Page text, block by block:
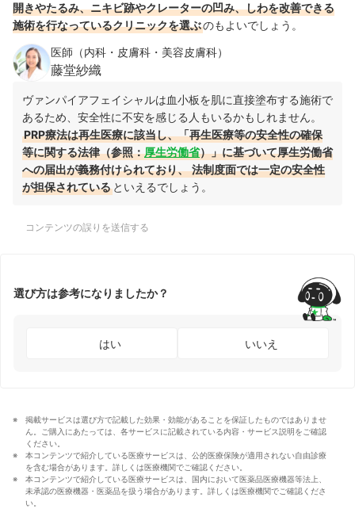
開きやたるみ、ニキビ跡やクレーターの凹み、しわを改善できる
施術を行なっているクリニックを選ぶのもよいでしょう。
医師（内科・皮膚科・美容皮膚科）
藤堂紗織
ヴァンパイアフェイシャルは血小板を肌に直接塗布する施術で
あるため、安全性に不安を感じる人もいるかもしれません。
PRP療法は再生医療に該当し、「再生医療等の安全性の確保
等に関する法律（参照：厚生労働省）」に基づいて厚生労働省
への届出が義務付けられており、 法制度面では一定の安全性
が担保されている といえるでしょう。
コンテンツの誤りを送信する
選び方は参考になりましたか？
はい いいえ
掲載サービスは選び方で記載した効果・効能があることを保証したものではありませ
ん。ご購入にあたっては、各サービスに記載されている内容・サービス説明をご確認
ください。
本コンテンツで紹介している医療サービスは、公的医療保険が適用されない自由診療
を含む場合があります。詳しくは医療機関でご確認ください。
本コンテンツで紹介している医療サービスは、国内において医薬品医療機器等法上、
未承認の医療機器・医薬品を扱う場合があります。詳しくは医療機関でご確認くださ
い。